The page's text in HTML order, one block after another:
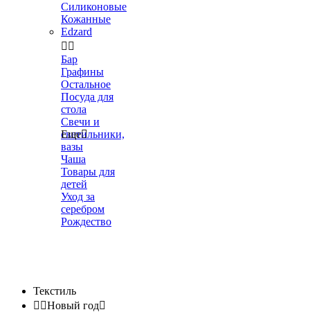
Силиконовые
Кожанные
Edzard
 
Бар
Графины
Остальное
Посуда для
стола
Свечи и
светильники,
вазы
Чаша
Товары для
детей
Уход за
серебром
Рождество
Еще
Текстиль
 Новый год